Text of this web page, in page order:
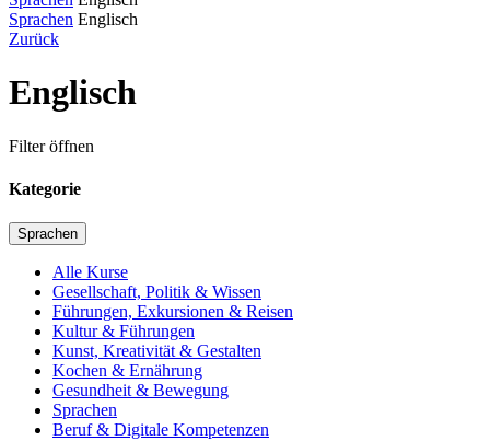
Sprachen Englisch
Zurück
Englisch
Filter öffnen
Kategorie
Sprachen
Alle Kurse
Gesellschaft, Politik & Wissen
Führungen, Exkursionen & Reisen
Kultur & Führungen
Kunst, Kreativität & Gestalten
Kochen & Ernährung
Gesundheit & Bewegung
Sprachen
Beruf & Digitale Kompetenzen